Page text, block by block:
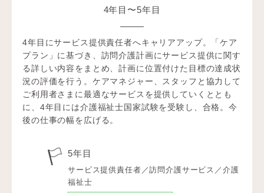
4年目〜5年目
4年目にサービス提供責任者へキャリアアップ。「ケア
プラン」に基づき、訪問介護計画にサービス提供に関す
る詳しい内容をまとめ、計画に位置付けた目標の達成状
況の評価を行う。ケアマネジャー、スタッフと協力して
ご利用者さまに最適なサービスを提供していくととも
に、4年目には介護福祉士国家試験を受験し、合格。今
後の仕事の幅を広げる。
5年目
サービス提供責任者／訪問介護サービス／介護
福祉士